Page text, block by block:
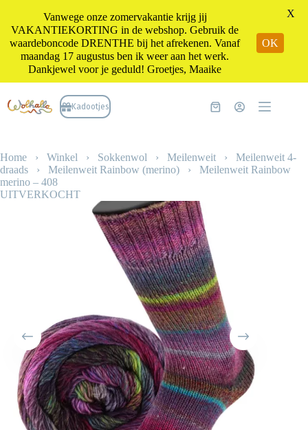
naar
de
Kadootjes Winkelwagen
Home › Winkel › Sokkenwol › Meilenweit › Meilenweit 4-
draads › Meilenweit Rainbow (merino) › Meilenweit Rainbow
merino – 408
UITVERKOCHT
Vanwege onze zomervakantie krijg jij
VAKANTIEKORTING in de webshop. Gebruik de
waardeboncode DRENTHE bij het afrekenen. Vanaf
maandag 17 augustus ben ik weer aan het werk.
Dankjewel voor je geduld! Groetjes, Maaike
OK
X